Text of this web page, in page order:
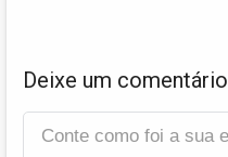
Deixe um comentário